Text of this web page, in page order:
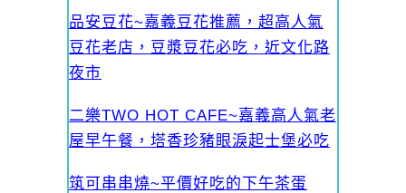
品安豆花~嘉義豆花推薦，超高人氣
豆花老店，豆漿豆花必吃，近文化路
夜市
二樂TWO HOT CAFE~嘉義高人氣老
屋早午餐，塔香珍豬眼淚起士堡必吃
筑可串串燒~平價好吃的下午茶蛋